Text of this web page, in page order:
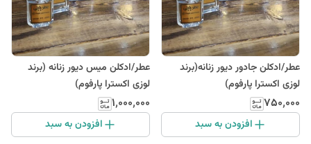
عطر/ادکلن جادور دیور زنانه(برند
لوزی اکسترا پارفوم)
۷۵۰٬۰۰۰
افزودن به سبد
عطر/ادکلن میس دیور زنانه (برند
لوزی اکسترا پارفوم)
۱٬۰۰۰٬۰۰۰
افزودن به سبد